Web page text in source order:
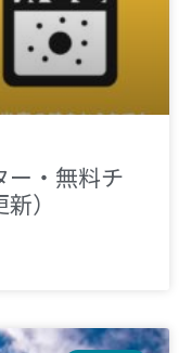
ー・無料チ
）